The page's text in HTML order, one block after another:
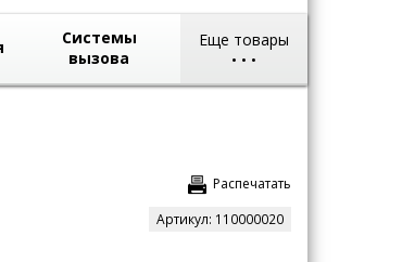
Еще товары
• • •
Системы
вызова
Распечатать
Артикул: 110000020